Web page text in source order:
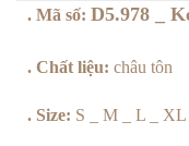
Kem
Bông
. Mã số: D5.978 _
. Chất liệu: châu tôn
. Size: S _ M _ L _